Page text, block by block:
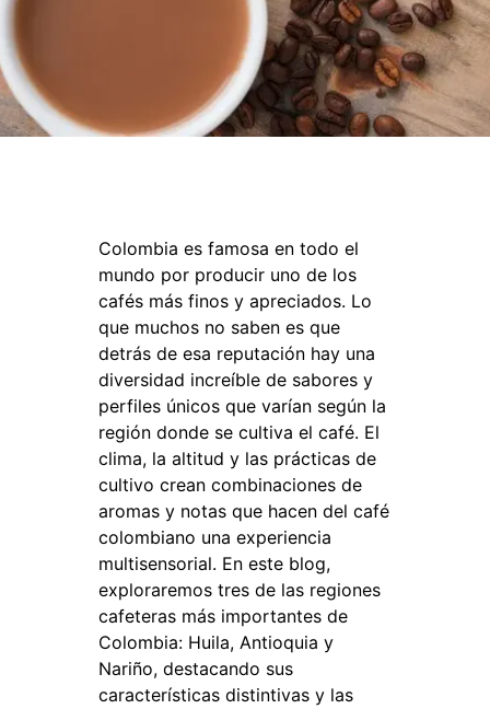
Colombia es famosa en todo el
mundo por producir uno de los
cafés más finos y apreciados. Lo
que muchos no saben es que
detrás de esa reputación hay una
diversidad increíble de sabores y
perfiles únicos que varían según la
región donde se cultiva el café. El
clima, la altitud y las prácticas de
cultivo crean combinaciones de
aromas y notas que hacen del café
colombiano una experiencia
multisensorial. En este blog,
exploraremos tres de las regiones
cafeteras más importantes de
Colombia: Huila, Antioquia y
Nariño, destacando sus
características distintivas y las